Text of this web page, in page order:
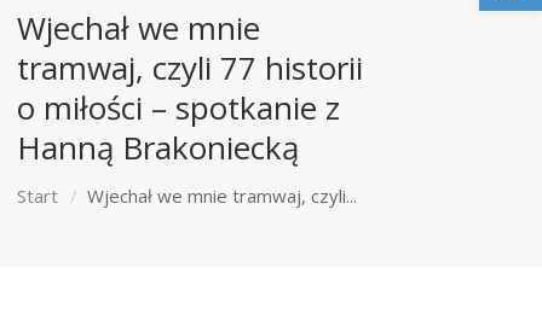
Wjechał we mnie
tramwaj, czyli 77 historii
o miłości – spotkanie z
Hanną Brakoniecką
Start Wjechał we mnie tramwaj, czyli...